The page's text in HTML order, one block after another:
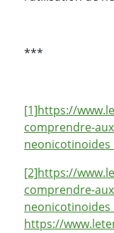
***
[1]https://
comprendre-
[2]https://
comprendre-
https://